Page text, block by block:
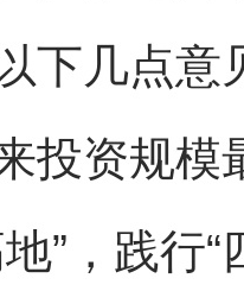
下几点意
投资规模
”，践行